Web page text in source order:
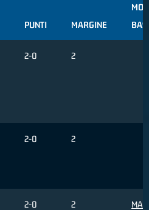
PUNTI MARGINE
2-0 2
2-0 2
2-0 2